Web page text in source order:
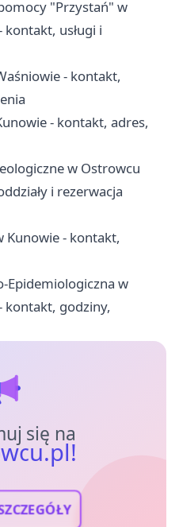
"Przystań" w
usługi i
- kontakt,
- kontakt, adres,
w Ostrowcu
i rezerwacja
Kunowie - kontakt,
Epidemiologiczna w
kontakt, godziny,
się na